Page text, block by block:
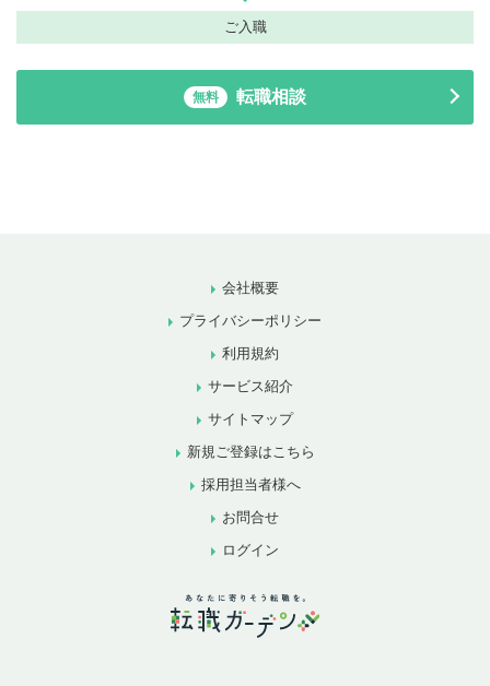
ご入職
無料 転職相談
会社概要
プライバシーポリシー
利用規約
サービス紹介
サイトマップ
新規ご登録はこちら
採用担当者様へ
お問合せ
ログイン